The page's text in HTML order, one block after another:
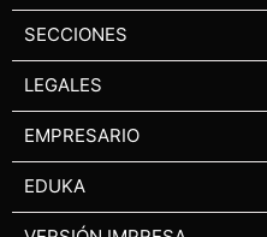
SECCIONES
LEGALES
EMPRESARIO
EDUKA